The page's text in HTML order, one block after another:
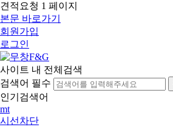
견적요청 1 페이지
본문 바로가기
회원가입
로그인
사이트 내 전체검색
검색어 필수
인기검색어
mt
시선차단